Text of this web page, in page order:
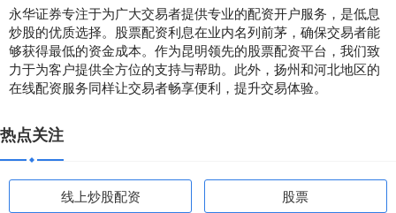
永华证券专注于为广大交易者提供专业的配资开户服务，是低息
炒股的优质选择。股票配资利息在业内名列前茅，确保交易者能
够获得最低的资金成本。作为昆明领先的股票配资平台，我们致
力于为客户提供全方位的支持与帮助。此外，扬州和河北地区的
在线配资服务同样让交易者畅享便利，提升交易体验。
热点关注
线上炒股配资 股票